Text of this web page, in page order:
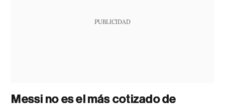
PUBLICIDAD
Messi no es el más cotizado de